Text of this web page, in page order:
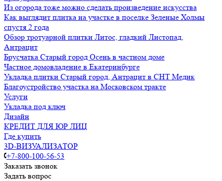
Из огорода тоже можно сделать произведение искусства
Как выглядит плитка на участке в поселке Зеленые Холмы
спустя 2 года
Обзор тротуарной плитки Литос, гладкий Листопад,
Антрацит
Брусчатка Старый город Осень в частном доме
Частное домовладение в Екатеринбурге
Укладка плитки Старый город, Антрацит в СНТ Медик
Благоустройство участка на Московском тракте
Услуги
Укладка под ключ
Дизайн
КРЕДИТ ДЛЯ ЮР ЛИЦ
Где купить
3D-ВИЗУАЛИЗАТОР
+7-800-100-56-53
Заказать звонок
Задать вопрос